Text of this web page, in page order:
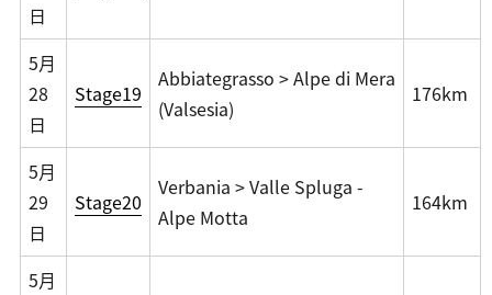
日
5月
28
日
Stage19
Abbiategrasso > Alpe di Mera
(Valsesia)
176km
5月
29
日
Stage20
Verbania > Valle Spluga -
Alpe Motta
164km
5月